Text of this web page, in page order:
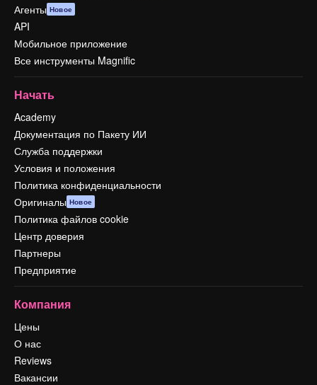
Агенты Новое
API
Мобильное приложение
Все инструменты Magnific
Начать
Academy
Документация по Пакету ИИ
Служба поддержки
Условия и положения
Политика конфиденциальности
Оригиналы Новое
Политика файлов cookie
Центр доверия
Партнеры
Предприятие
Компания
Цены
О нас
Reviews
Вакансии